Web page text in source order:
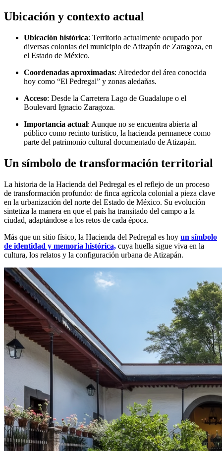
Ubicación y contexto actual
Ubicación histórica: Territorio actualmente ocupado por
diversas colonias del municipio de Atizapán de Zaragoza, en
el Estado de México.
Coordenadas aproximadas: Alrededor del área conocida
hoy como “El Pedregal” y zonas aledañas.
Acceso: Desde la Carretera Lago de Guadalupe o el
Boulevard Ignacio Zaragoza.
Importancia actual: Aunque no se encuentra abierta al
público como recinto turístico, la hacienda permanece como
parte del patrimonio cultural documentado de Atizapán.
Un símbolo de transformación territorial
La historia de la Hacienda del Pedregal es el reflejo de un proceso
de transformación profundo: de finca agrícola colonial a pieza clave
en la urbanización del norte del Estado de México. Su evolución
sintetiza la manera en que el país ha transitado del campo a la
ciudad, adaptándose a los retos de cada época.
Más que un sitio físico, la Hacienda del Pedregal es hoy un símbolo
de identidad y memoria histórica, cuya huella sigue viva en la
cultura, los relatos y la configuración urbana de Atizapán.